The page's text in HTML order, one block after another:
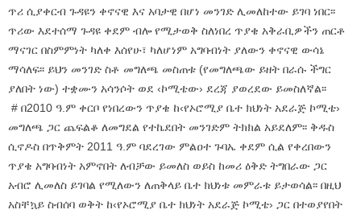
ጥሪ ሲያቀርብ ጉዳዩን ቀኖናዊ እና አባታዊ በሆነ መንገድ ሊመለከተው ይገባ ነበር፡፡
ጥሪው እደተሰማ ጉዳዩ ቀደም ብሎ የሚታወቅ ስለነበረ ጥያቄ አቅራቢዎችን ጠርቶ
ማናገር በስምምነት ካለቀ እሰየሁ፣ ካለሆነም አግባብነት ያለውን ቀኖናዊ ውሳኔ
ማሳለፍ፡፡ ይህን መንገድ ስቶ መግለጫ መስጠቱ (የመግለጫው ይዘት በራሱ ችግር
ያለበት ነው) ተቋሙን አሳንሶት ወደ ‹ኮሚቴው› ደረጃ ያወረደው ይመስለኛል፡፡
# በ2010 ዓ.ም ቀርቦ የነበረውን ጥያቄ ከ‹የኦሮሚያ ቤተ ክህነት አደራጅ ኮሚቴ›
መግለጫ ጋር ጨፍልቆ ለመግደል የተኬደበት መንገድም ትክክል አይደለም፡፡ ቅዱስ
ሲኖዶስ በጥቅምት 2011 ዓ.ም ባደረገው ምልዐተ ጉባኤ ቀደም ሲል የቀረበውን
ጥያቄ አግባብነት አምኖበት ለብቻው ይመለስ ወይስ ከመሪ ዕቅድ ትግበራው ጋር
አብሮ ሊመለስ ይገባል የሚለውን ለጠቅላይ ቤተ ክህነቱ መምራቱ ይታወሳል፡፡ በዚህ
አስቸኳይ ስብሰባ ወቅት ከ‹የኦሮሚያ ቤተ ክህነት አደራጅ ኮሚቴ› ጋር በተወያየበት